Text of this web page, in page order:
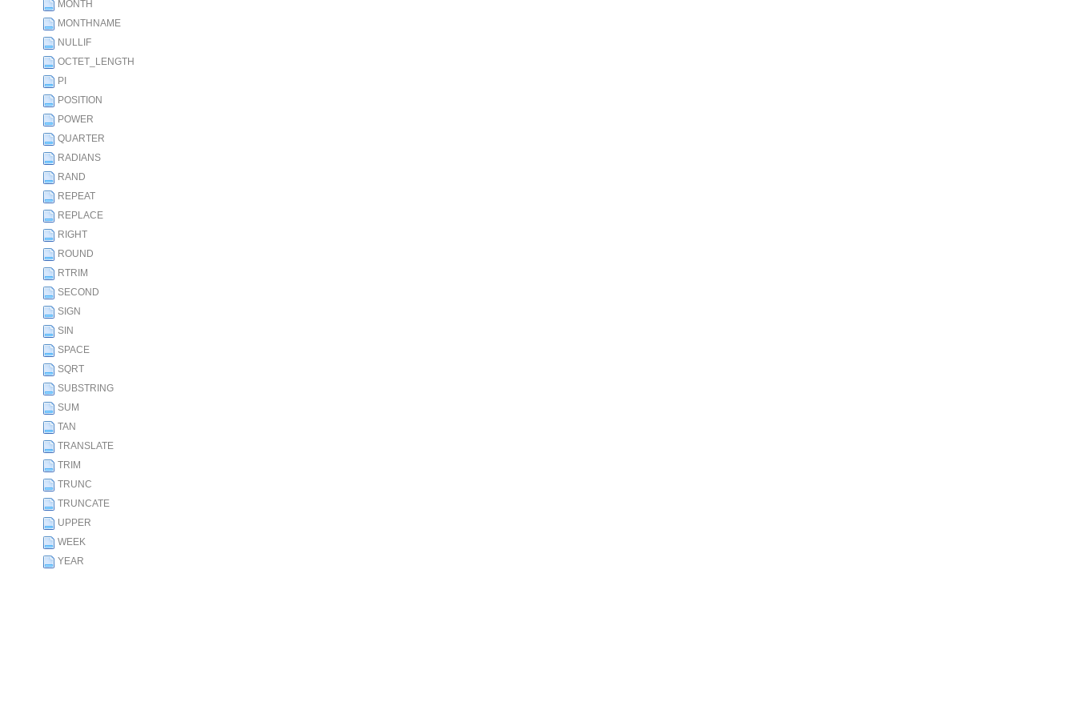
MONTH
MONTHNAME
NULLIF
OCTET_LENGTH
PI
POSITION
POWER
QUARTER
RADIANS
RAND
REPEAT
REPLACE
RIGHT
ROUND
RTRIM
SECOND
SIGN
SIN
SPACE
SQRT
SUBSTRING
SUM
TAN
TRANSLATE
TRIM
TRUNC
TRUNCATE
UPPER
WEEK
YEAR